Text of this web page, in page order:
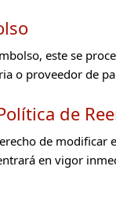
este se
o proveedor de
de
de
en vigor